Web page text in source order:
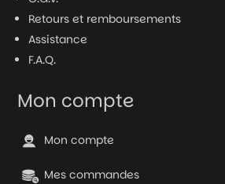
Retours et remboursements
Assistance
F.A.Q.
Mon compte
Mon compte
Mes commandes